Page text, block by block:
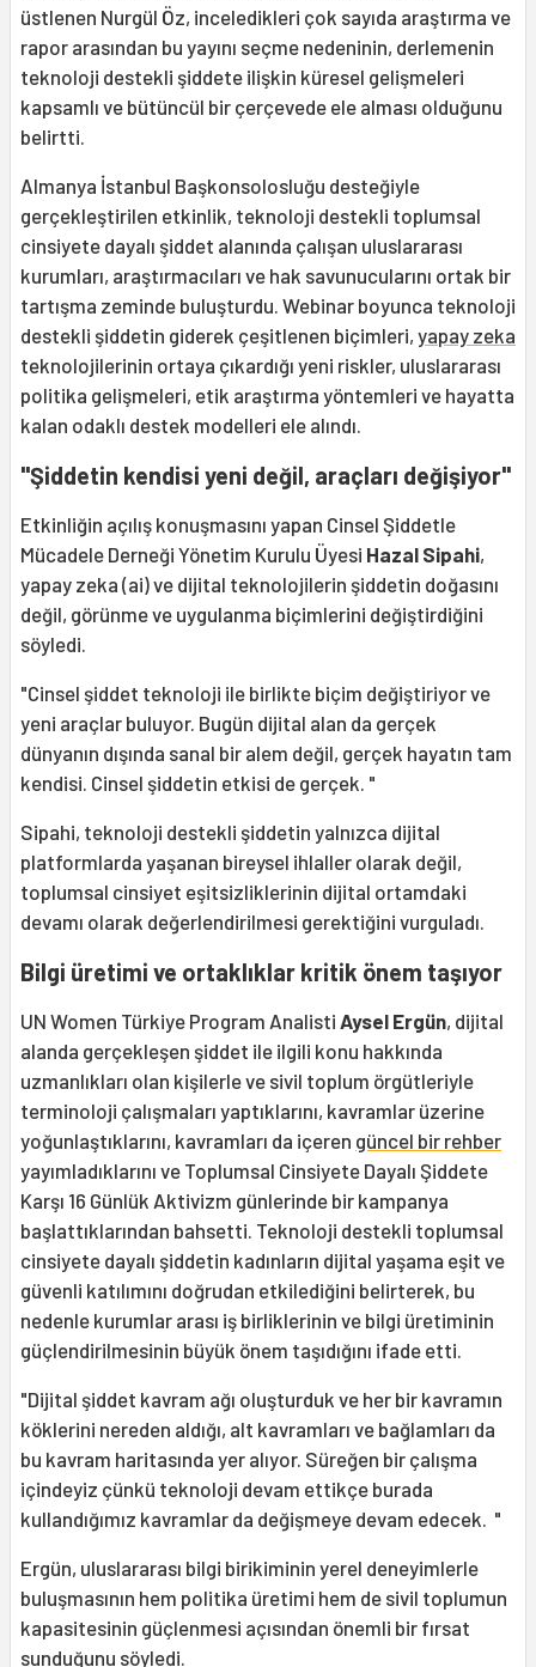
üstlenen Nurgül Öz, inceledikleri çok sayıda araştırma ve
rapor arasından bu yayını seçme nedeninin, derlemenin
teknoloji destekli şiddete ilişkin küresel gelişmeleri
kapsamlı ve bütüncül bir çerçevede ele alması olduğunu
belirtti.
Almanya İstanbul Başkonsolosluğu desteğiyle
gerçekleştirilen etkinlik, teknoloji destekli toplumsal
cinsiyete dayalı şiddet alanında çalışan uluslararası
kurumları, araştırmacıları ve hak savunucularını ortak bir
tartışma zeminde buluşturdu. Webinar boyunca teknoloji
destekli şiddetin giderek çeşitlenen biçimleri, yapay zeka
teknolojilerinin ortaya çıkardığı yeni riskler, uluslararası
politika gelişmeleri, etik araştırma yöntemleri ve hayatta
kalan odaklı destek modelleri ele alındı.
"Şiddetin kendisi yeni değil, araçları değişiyor"
Etkinliğin açılış konuşmasını yapan Cinsel Şiddetle
Mücadele Derneği Yönetim Kurulu Üyesi Hazal Sipahi,
yapay zeka (ai) ve dijital teknolojilerin şiddetin doğasını
değil, görünme ve uygulanma biçimlerini değiştirdiğini
söyledi.
"Cinsel şiddet teknoloji ile birlikte biçim değiştiriyor ve
yeni araçlar buluyor. Bugün dijital alan da gerçek
dünyanın dışında sanal bir alem değil, gerçek hayatın tam
kendisi. Cinsel şiddetin etkisi de gerçek. "
Sipahi, teknoloji destekli şiddetin yalnızca dijital
platformlarda yaşanan bireysel ihlaller olarak değil,
toplumsal cinsiyet eşitsizliklerinin dijital ortamdaki
devamı olarak değerlendirilmesi gerektiğini vurguladı.
Bilgi üretimi ve ortaklıklar kritik önem taşıyor
UN Women Türkiye Program Analisti Aysel Ergün, dijital
alanda gerçekleşen şiddet ile ilgili konu hakkında
uzmanlıkları olan kişilerle ve sivil toplum örgütleriyle
terminoloji çalışmaları yaptıklarını, kavramlar üzerine
yoğunlaştıklarını, kavramları da içeren güncel bir rehber
yayımladıklarını ve Toplumsal Cinsiyete Dayalı Şiddete
Karşı 16 Günlük Aktivizm günlerinde bir kampanya
başlattıklarından bahsetti. Teknoloji destekli toplumsal
cinsiyete dayalı şiddetin kadınların dijital yaşama eşit ve
güvenli katılımını doğrudan etkilediğini belirterek, bu
nedenle kurumlar arası iş birliklerinin ve bilgi üretiminin
güçlendirilmesinin büyük önem taşıdığını ifade etti.
"Dijital şiddet kavram ağı oluşturduk ve her bir kavramın
köklerini nereden aldığı, alt kavramları ve bağlamları da
bu kavram haritasında yer alıyor. Süreğen bir çalışma
içindeyiz çünkü teknoloji devam ettikçe burada
kullandığımız kavramlar da değişmeye devam edecek. "
Ergün, uluslararası bilgi birikiminin yerel deneyimlerle
buluşmasının hem politika üretimi hem de sivil toplumun
kapasitesinin güçlenmesi açısından önemli bir fırsat
sunduğunu söyledi.